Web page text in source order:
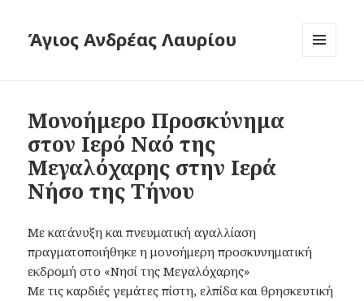
Άγιος Ανδρέας Λαυρίου
Μονοήμερο Προσκύνημα
στον Ιερό Ναό της
Μεγαλόχαρης στην Ιερά
Νήσο της Τήνου
​Με κατάνυξη και πνευματική αγαλλίαση
πραγματοποιήθηκε η μονοήμερη προσκυνηματική
εκδρομή στο «Νησί της Μεγαλόχαρης»
​Με τις καρδιές γεμάτες πίστη, ελπίδα και θρησκευτική